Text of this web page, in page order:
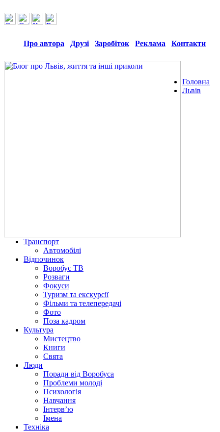
Про автора Друзі Заробіток Реклама Контакти
Головна
Львів
Транспорт
Автомобілі
Відпочинок
Воробус ТВ
Розваги
Фокуси
Туризм та екскурсії
Фільми та телепередачі
Фото
Поза кадром
Культура
Мистецтво
Книги
Свята
Люди
Поради від Воробуса
Проблеми молоді
Психологія
Навчання
Інтерв’ю
Імена
Техніка